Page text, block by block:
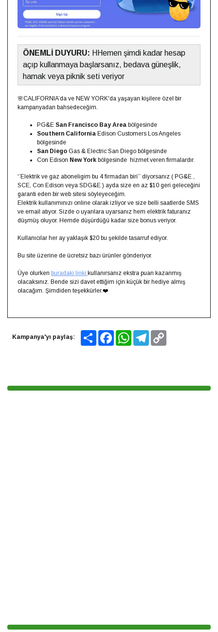
ÖNEMLİ DUYURU: HHemen şimdi kadar hesap
açıp kullanmaya başlarsanız, bedava güneşlik,
hamak veya piknik seti veriyor
🌸CALIFORNIA’da ve NEW YORK'da yaşayan kişilere özel bir
kampanyadan bahsedeceğim.
PG&E San Francisco Bay Area bölgesinde
Southern California Edison Customers Los Angeles
bölgesinde
San Diego Gas & Electric San Diego bölgesinde
Con Edıson New York bölgesinde hizmet veren firmalardır.
‘’Elektrik ve gaz aboneligim bu 4 firmadan biri’’ diyorsanız ( PG&E ,
SCE, Con Edison veya SDG&E ) ayda size en az $10 geri geleceğini
garanti eden bir web sitesi söyleyeceğim.⁣
⁣Elektrik kullanımınızı online olarak izliyor ve size belli saatlerde SMS
ve email atıyor. Sizde o uyarılara uyarsanız hem elektrik faturanız
düşmüş oluyor. Hemde düşürdüğü kadar size bonus veriyor. ⁣
Kullanıcılar her ay yaklaşık $20 bu şekilde tasarruf ediyor.
Bu site üzerine de ücretsiz bazı ürünler gönderiyor.
Üye olurken buradaki linki kullanırsanız ekstra puan kazanmış
olacaksınız. Bende sizi davet ettiğim için küçük bir hediye almış
olacağım. Şimdiden teşekkürler.❤️⁣
Kampanya'yı paylaş: Share FacebookWhatsAppTelegram